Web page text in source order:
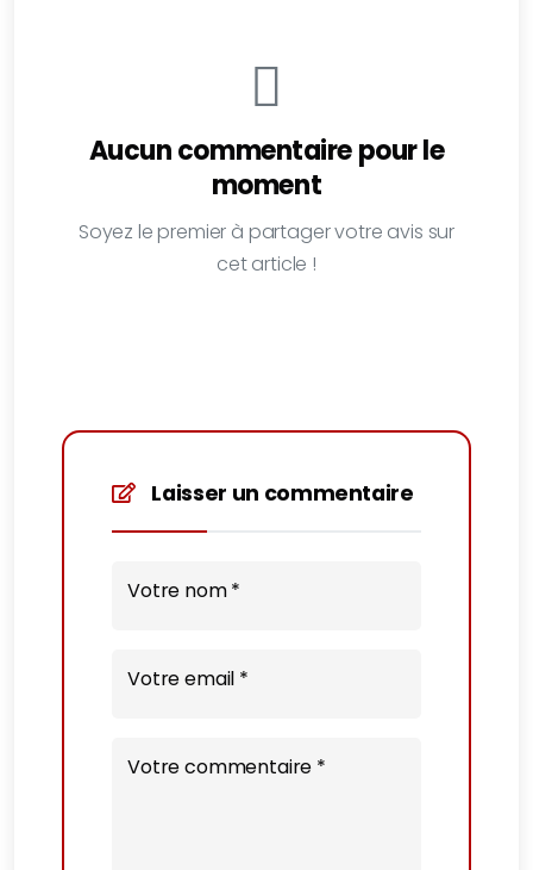
Aucun commentaire pour le
moment
Soyez le premier à partager votre avis sur
cet article !
Laisser un commentaire
Votre nom *
Votre email *
Votre commentaire *